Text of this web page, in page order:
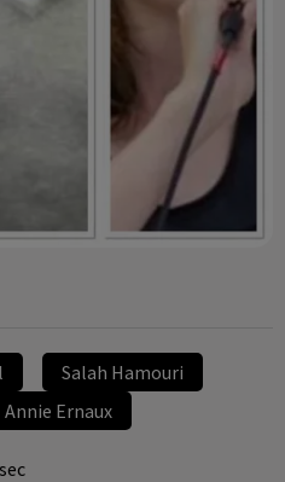
Salah Hamouri
Annie Ernaux